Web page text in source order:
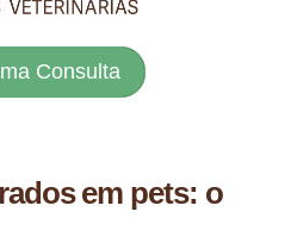
Consulta
em pets: o